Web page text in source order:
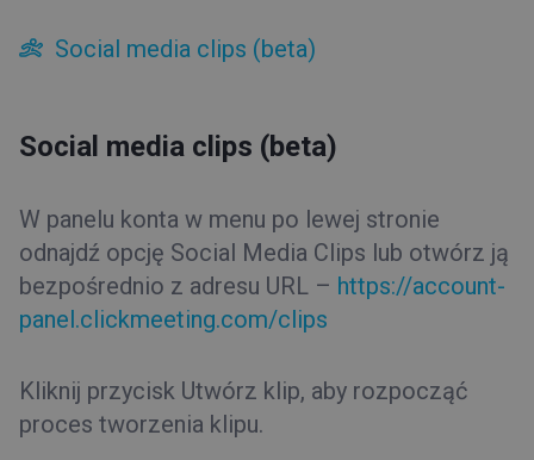
Informacje o dostępności ClickMeeting
Statystyki
Automatyzacja
Wygląd
Zaproszenia
Strona profilowa
Rejestracja
Social media clips (beta)
Social media clips (beta)
W panelu konta w menu po lewej stronie
odnajdź opcję Social Media Clips lub otwórz ją
bezpośrednio z adresu URL – https://account-
panel.clickmeeting.com/clips
Kliknij przycisk Utwórz klip, aby rozpocząć
proces tworzenia klipu.